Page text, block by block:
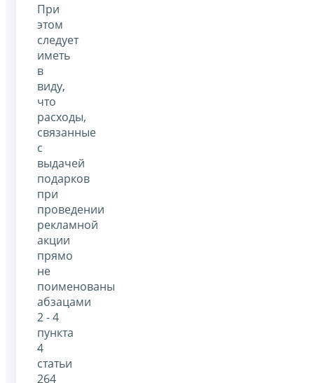
При
этом
следует
иметь
в
виду,
что
расходы,
связанные
с
выдачей
подарков
при
проведении
рекламной
акции
прямо
не
поименованы
абзацами
2 - 4
пункта
4
статьи
264